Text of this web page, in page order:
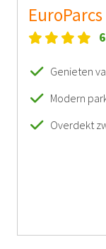
Genieten
Modern
Overdekt